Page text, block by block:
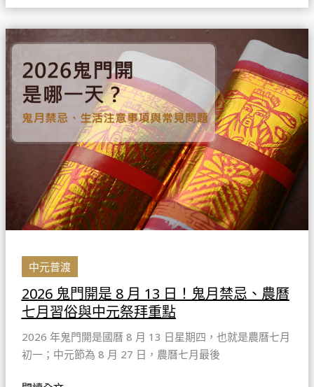
對
象
中元普渡
2026 鬼門開是 8 月 13 日！鬼月禁忌、農曆
七月習俗與中元祭拜重點
2026 年鬼門開是國曆 8 月 13 日星期四，也就是農曆七月
初一；中元節為 8 月 27 日，農曆七月最後
門
開
是
8
月
月
禁
農
曆
七
月
習
俗